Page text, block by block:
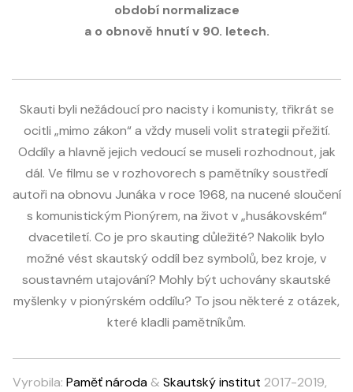
období normalizace
a o obnově hnutí v 90. letech.
Skauti byli nežádoucí pro nacisty i komunisty, třikrát se
ocitli „mimo zákon“ a vždy museli volit strategii přežití.
Oddíly a hlavně jejich vedoucí se museli rozhodnout, jak
dál. Ve filmu se v rozhovorech s pamětníky soustředí
autoři na obnovu Junáka v roce 1968, na nucené sloučení
s komunistickým Pionýrem, na život v „husákovském“
dvacetiletí. Co je pro skauting důležité? Nakolik bylo
možné vést skautský oddíl bez symbolů, bez kroje, v
soustavném utajování? Mohly být uchovány skautské
myšlenky v pionýrském oddílu? To jsou některé z otázek,
které kladli pamětníkům.
Vyrobila: Paměť národa & Skautský institut 2017-2019,